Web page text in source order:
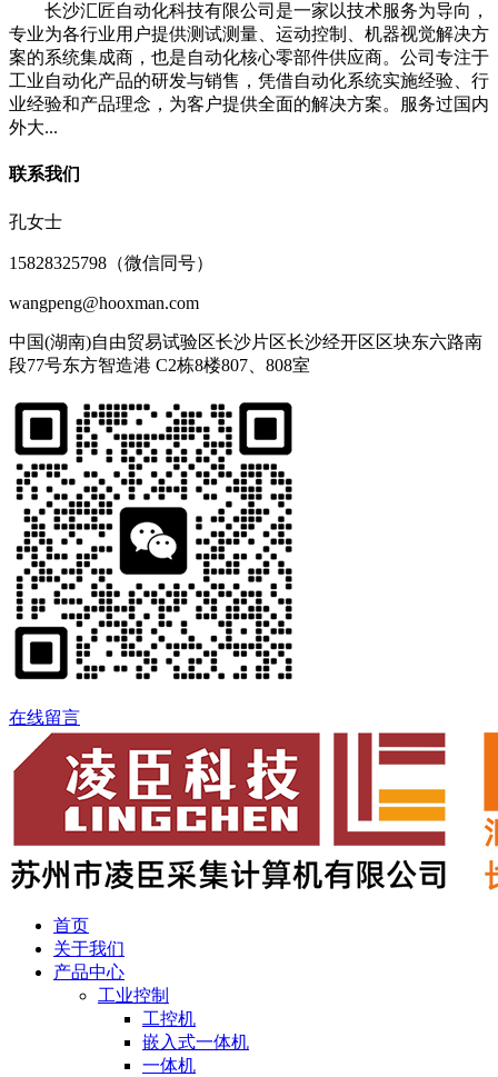
长沙汇匠自动化科技有限公司是一家以技术服务为导向，
专业为各行业用户提供测试测量、运动控制、机器视觉解决方
案的系统集成商，也是自动化核心零部件供应商。公司专注于
工业自动化产品的研发与销售，凭借自动化系统实施经验、行
业经验和产品理念，为客户提供全面的解决方案。服务过国内
外大...
联系我们
孔女士
15828325798（微信同号）
wangpeng@hooxman.com
中国(湖南)自由贸易试验区长沙片区长沙经开区区块东六路南
段77号东方智造港 C2栋8楼807、808室
在线留言
首页
关于我们
产品中心
工业控制
工控机
嵌入式一体机
一体机